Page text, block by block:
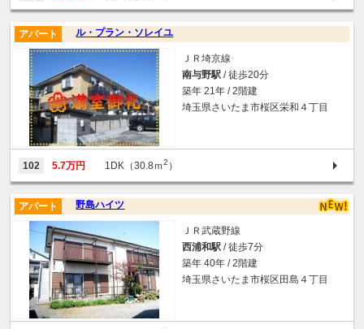
ル・プラン・ソレイユ
アパート
ＪＲ埼京線
南与野駅 / 徒歩20分
築年 21年 / 2階建
埼玉県さいたま市桜区栄和４丁目
102 5.7万円 1DK（30.8ｍ2 ）
野島ハイツ
アパート
ＪＲ武蔵野線
西浦和駅 / 徒歩7分
築年 40年 / 2階建
埼玉県さいたま市桜区田島４丁目